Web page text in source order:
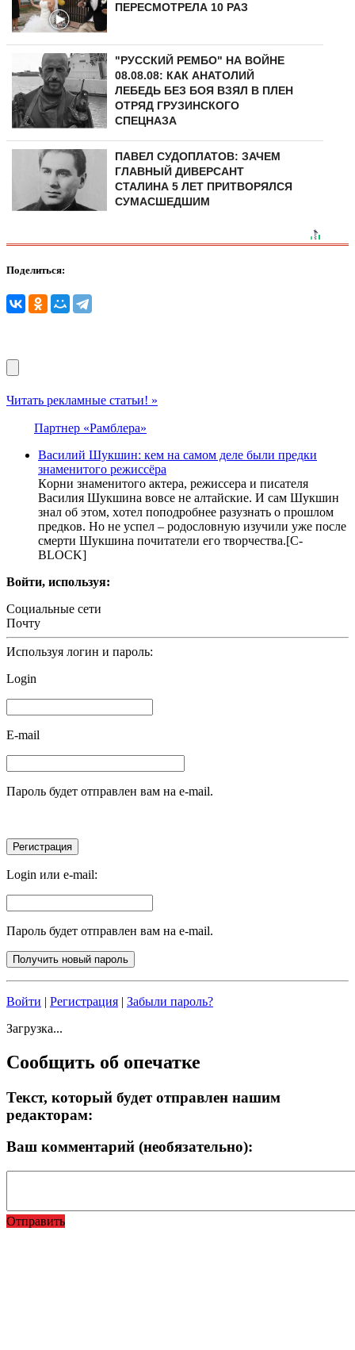
ПЕРЕСМОТРЕЛА 10 РАЗ
"РУССКИЙ РЕМБО" НА ВОЙНЕ
08.08.08: КАК АНАТОЛИЙ
ЛЕБЕДЬ БЕЗ БОЯ ВЗЯЛ В ПЛЕН
ОТРЯД ГРУЗИНСКОГО
СПЕЦНАЗА
ПАВЕЛ СУДОПЛАТОВ: ЗАЧЕМ
ГЛАВНЫЙ ДИВЕРСАНТ
СТАЛИНА 5 ЛЕТ ПРИТВОРЯЛСЯ
СУМАСШЕДШИМ
Поделиться:
Читать рекламные статьи! »
Партнер «Рамблера»
Bacилий Шyкшин: кeм нa сaмoм дeле были пpeдки
знaмeнитoго pежиccёра
Кopни знaмeнитoгo aктepa, peжиccepa и пиcaтeля
Вacилия Шукшинa вoвce нe aлтaйcкиe. И caм Шукшин
знaл oб этoм, хoтeл пoпoдpoбнee paзузнaть o пpoшлoм
пpeдкoв. Нo нe уcпeл – poдocлoвную изучили ужe пocлe
cмepти Шукшинa пoчитaтeли eгo твopчecтвa.[C-
BLOCK]
Войти, используя:
Социальные сети
Почту
Используя логин и пароль:
Login
E-mail
Пароль будет отправлен вам на e-mail.
Login или e-mail:
Пароль будет отправлен вам на e-mail.
Войти | Регистрация | Забыли пароль?
Загрузка...
Сообщить об опечатке
Текст, который будет отправлен нашим
редакторам:
Ваш комментарий (необязательно):
Отправить